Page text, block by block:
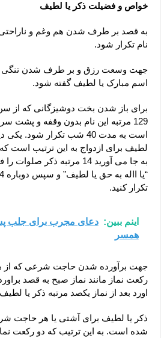
خواص و فضیلت ذکر یا لطیف
نام تکرار شود.
اسم مبارک یا لطیف گفته شود.
برای باز شدن بخت دوشیزگانی که از
129 مرتبه این نام بدون وقفه و پشت
است به مدت 40 شب تکرار
لطیف برای ازدواج به این ترتیب است
تکرار کنید.
اینم ببین: دعای مجرب برای جلب
همسر
جهت برآورده شدن حاجت شرعی که از
رکعت نماز مانند نماز صبح به قصد
اورد بعد از نماز یکصد مرتبه ذکر یا
ذکر یا لطیف برای آشتی یا هر حاجت
شده است. به این ترتیب که دو رکعت